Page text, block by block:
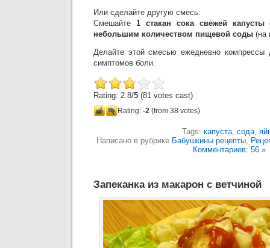
Или сделайте другую смесь:
Смешайте 1 стакан сока свежей капусты
небольшим количеством пищевой соды (на
Делайте этой смесью ежедневно компрессы
симптомов боли.
Rating: 2.8/5 (81 votes cast)
Rating: -2 (from 38 votes)
Tags: капуста, сода,
Написано в рубрике Бабушкины рецепты,
Комментариев: 56 »
Запеканка из макарон с ветчиной